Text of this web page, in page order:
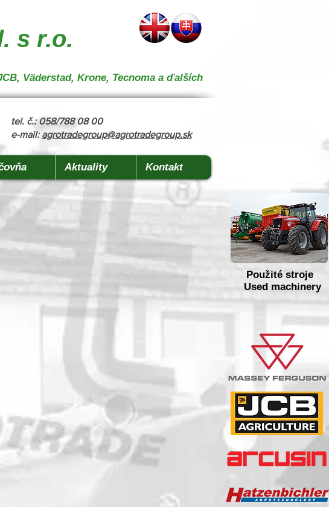
s r.o.
Väderstad, Krone, Tecnoma a ďalších
tel. č.: 058/788 08 00
e-mail: agrotradegroup@agrotradegroup.sk
Aktuality Kontakt
Použité stroje
Used machinery